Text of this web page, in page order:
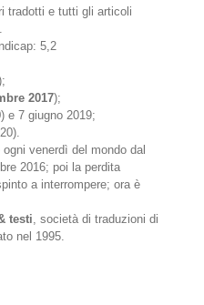
tradotti e tutti gli articoli
5,2
2017);
) e 7 giugno 2019;
venerdì del mondo dal
2016; poi la perdita
a interrompere; ora è
testi, società di traduzioni di
nel 1995.